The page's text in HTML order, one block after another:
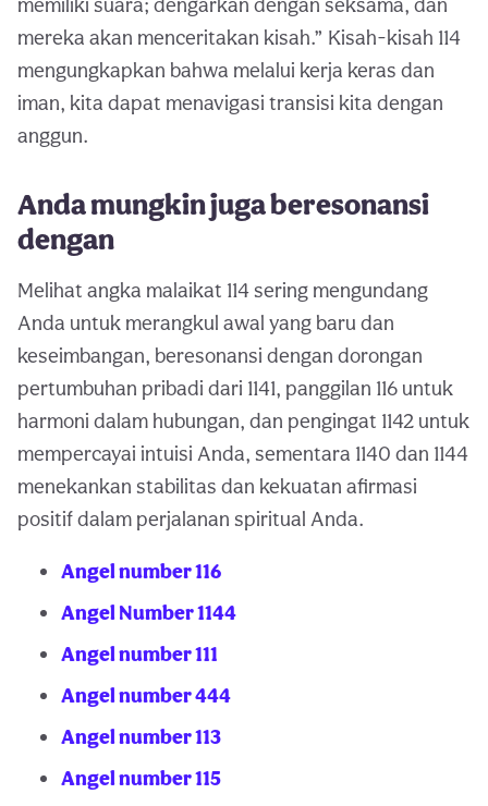
mereka akan menceritakan kisah.” Kisah-kisah 114
mengungkapkan bahwa melalui kerja keras dan
iman, kita dapat menavigasi transisi kita dengan
anggun.
Anda mungkin juga beresonansi
dengan
Melihat angka malaikat 114 sering mengundang
Anda untuk merangkul awal yang baru dan
keseimbangan, beresonansi dengan dorongan
pertumbuhan pribadi dari 1141, panggilan 116 untuk
harmoni dalam hubungan, dan pengingat 1142 untuk
mempercayai intuisi Anda, sementara 1140 dan 1144
menekankan stabilitas dan kekuatan afirmasi
positif dalam perjalanan spiritual Anda.
Angel number 116
Angel Number 1144
Angel number 111
Angel number 444
Angel number 113
Angel number 115